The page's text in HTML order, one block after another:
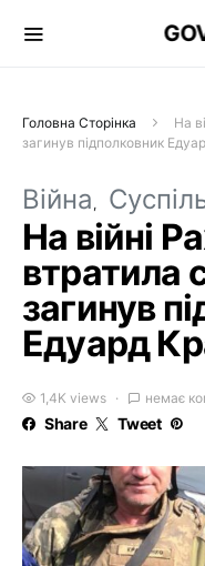
Головна Сторінка
На
загинув підполковник
Війна
На війні
втратила
загинув
Едуард
1,4K views немає
Share Tweet